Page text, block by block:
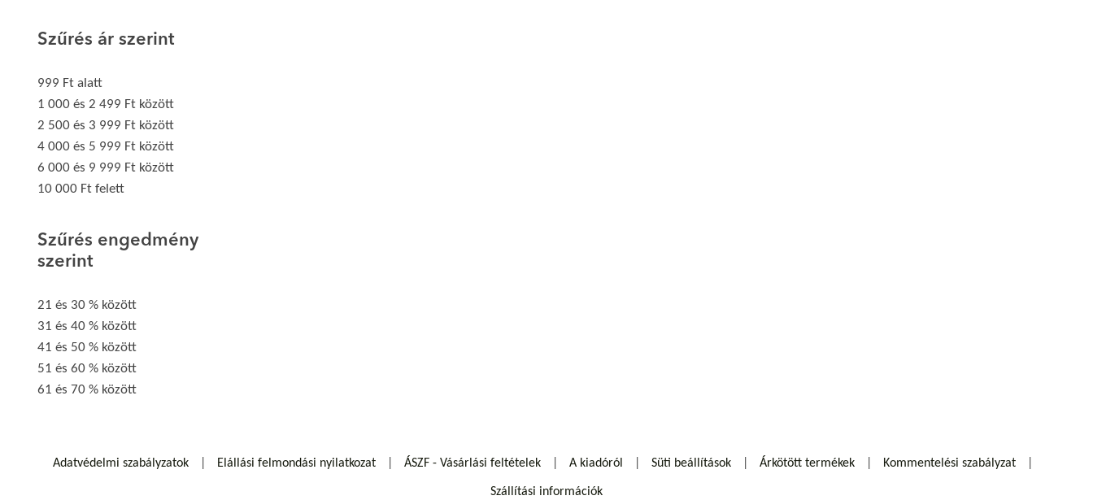
Szűrés ár szerint
999 Ft alatt
1 000 és 2 499 Ft között
2 500 és 3 999 Ft között
4 000 és 5 999 Ft között
6 000 és 9 999 Ft között
10 000 Ft felett
Szűrés engedmény
szerint
21 és 30 % között
31 és 40 % között
41 és 50 % között
51 és 60 % között
61 és 70 % között
Adatvédelmi szabályzatok Elállási felmondási nyilatkozat ÁSZF - Vásárlási feltételek A kiadóról Süti beállítások Árkötött termékek Kommentelési szabályzat
Szállítási információk